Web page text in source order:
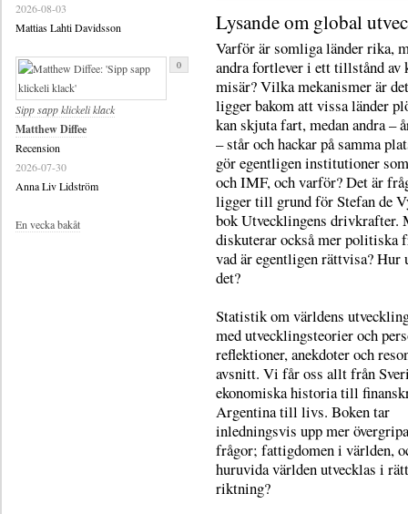
Lysande om global
Varför är somliga länder rika,
andra fortlever i ett tillstånd av
misär? Vilka mekanismer är
ligger bakom att vissa länder
kan skjuta fart, medan andra –
– står och hackar på samma
gör egentligen institutioner
och IMF, och varför? Det är
ligger till grund för Stefan de
bok Utvecklingens drivkrafter.
diskuterar också mer politiska
vad är egentligen rättvisa? Hur
det?
Statistik om världens
med utvecklingsteorier och
reflektioner, anekdoter och
avsnitt. Vi får oss allt från
ekonomiska historia till
Argentina till livs. Boken tar
inledningsvis upp mer
frågor; fattigdomen i världen,
huruvida världen utvecklas i
riktning?
2026-08-03
Mattias Lahti Davidsson
Sipp sapp klickeli klack
Matthew Diffee
Recension
2026-07-30
Anna Liv Lidström
0
En vecka bakåt